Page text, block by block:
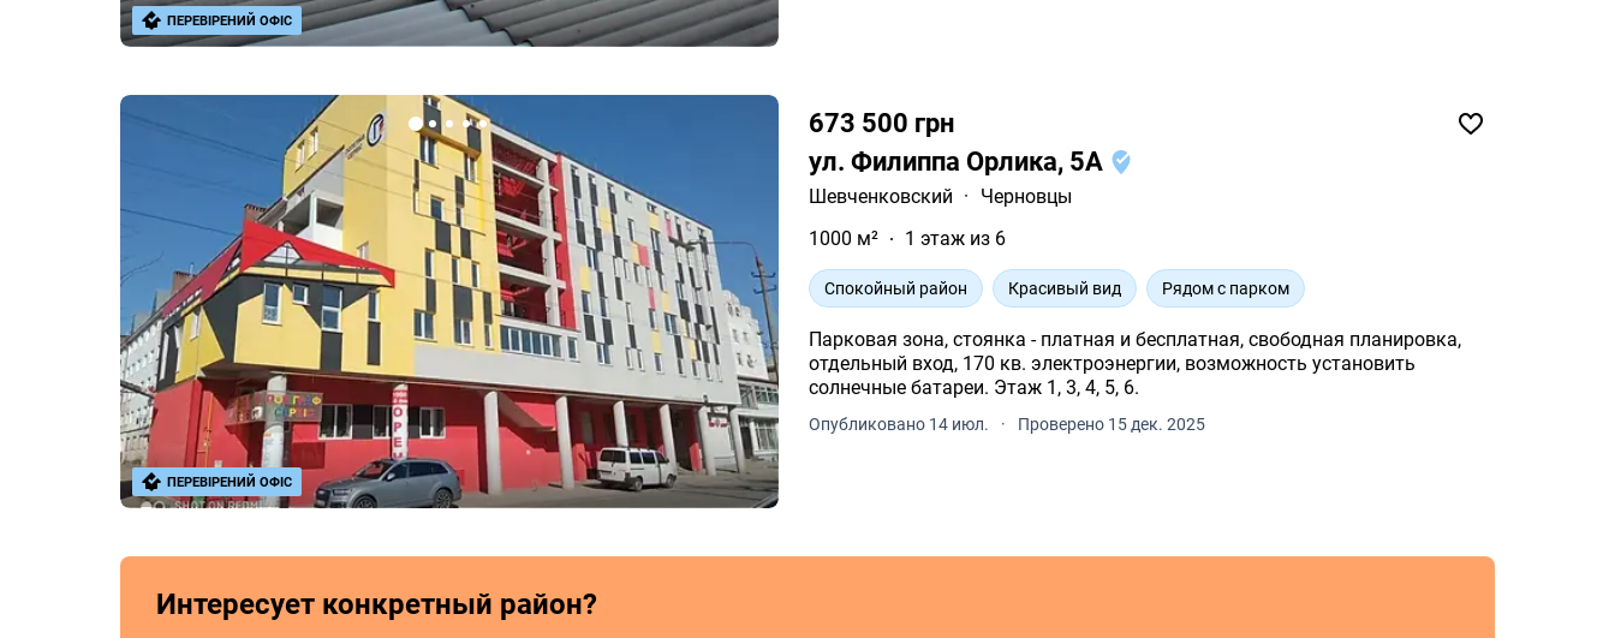
ПЕРЕВІРЕНИЙ ОФІС
673 500 грн
ул. Филиппа Орлика, 5А
Шевченковский ·
Черновцы
1000 м²
1 этаж из 6
Спокойный район Красивый вид Рядом с парком
Парковая зона, стоянка - платная и бесплатная, свободная планировка,
отдельный вход, 170 кв. электроэнергии, возможность установить
солнечные батареи. Этаж 1, 3, 4, 5, 6.
Опубликовано 14 июл. · Проверено 15 дек. 2025
ПЕРЕВІРЕНИЙ ОФІС
Интересует конкретный район?